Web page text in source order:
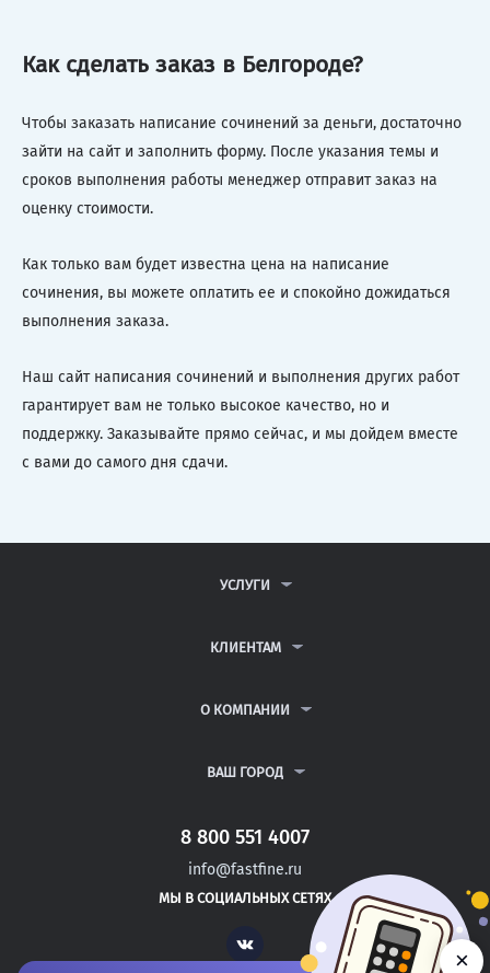
Как сделать заказ в Белгороде?
Чтобы заказать написание сочинений за деньги, достаточно
зайти на сайт и заполнить форму. После указания темы и
сроков выполнения работы менеджер отправит заказ на
оценку стоимости.
Как только вам будет известна цена на написание
сочинения, вы можете оплатить ее и спокойно дожидаться
выполнения заказа.
Наш сайт написания сочинений и выполнения других работ
гарантирует вам не только высокое качество, но и
поддержку. Заказывайте прямо сейчас, и мы дойдем вместе
с вами до самого дня сдачи.
УСЛУГИ
ДИПЛОМНЫЕ РАБОТЫ
РЕФЕРАТЫ
КЛИЕНТАМ
ВОПРОСЫ И ОТВЕТЫ
ПОЛИТИКА КОНФИДЕНЦИАЛЬНОСТИ
О КОМПАНИИ
КОНТАКТЫ
ВАШ ГОРОД
САНКТ-ПЕТЕРБУРГ
БИЙСК
БИРОБИДЖАН
8 800 551 4007
info@fastfine.ru
МЫ В СОЦИАЛЬНЫХ СЕТЯХ
Vk ×